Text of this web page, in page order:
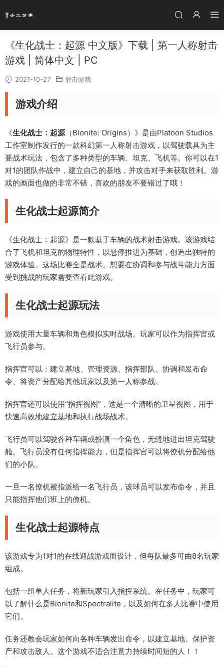
《生化战士：起源 中文版》下载 | 第一人称射击
游戏 | 简体中文 | PC
2021-10-27 射击游戏
游戏介绍
《生化战士：起源（Bionite: Origins）》是由Platoon Studios
工作室制作发行的一款科幻第一人称射击游戏，以驾驶载具为主
要战术玩法，包含了多种类型的车辆、坦克、飞机等。你可以在1
对1的团队作战中，建立自己的基地，并攻击对手来获取胜利。游
戏的画面也做的非常不错，喜欢的朋友不要错过了哦！
生化战士起源简介
《生化战士：起源》是一款基于车辆的战术射击游戏。该游戏结
合了飞机和坦克的物理特性，以悬停推进为基础，创造出独特的
游戏体验。这场比赛全是战术。想要在协调和参与战斗能力方面
受到挑战的玩家需要查看此游戏。
生化战士起源玩法
游戏使用大量车辆和角色模拟实时战场。玩家可以作为指挥官或
飞行员参与。
指挥官可以：建立基地、管理资源、指挥部队、协调和发布命
令、将资产分配给其他玩家以及第一人称参战。
指挥官还可以使用“指挥视图”，这是一个清晰的卫星视图，用于
快速高效地建立基地和执行战场战术。
飞行员可以驾驶各种车辆或扮演一个角色，无缝地进出坦克驾驶
舱。飞行员没有任何指挥能力，但是指挥官可以将僚机分配给他
们的小队。
一旦一名僚机被指派给一名飞行员，该球员可以发布命令，并且
只能指挥他们班上的僚机。
生化战士起源特点
该游戏专为1对1的在线迎战游戏而设计，但每队最多可由8名玩家
组成。
包括一组单人任务，将新玩家引入指挥系统。在任务中，玩家可
以了解什么是Bionite和Spectralite，以及如何在多人比赛中使用
它们。
任务还教会玩家如何向各种车辆发出命令，以建立基地、保护资
产和攻击敌人。这个游戏不适合注意力持续时间短的人！！